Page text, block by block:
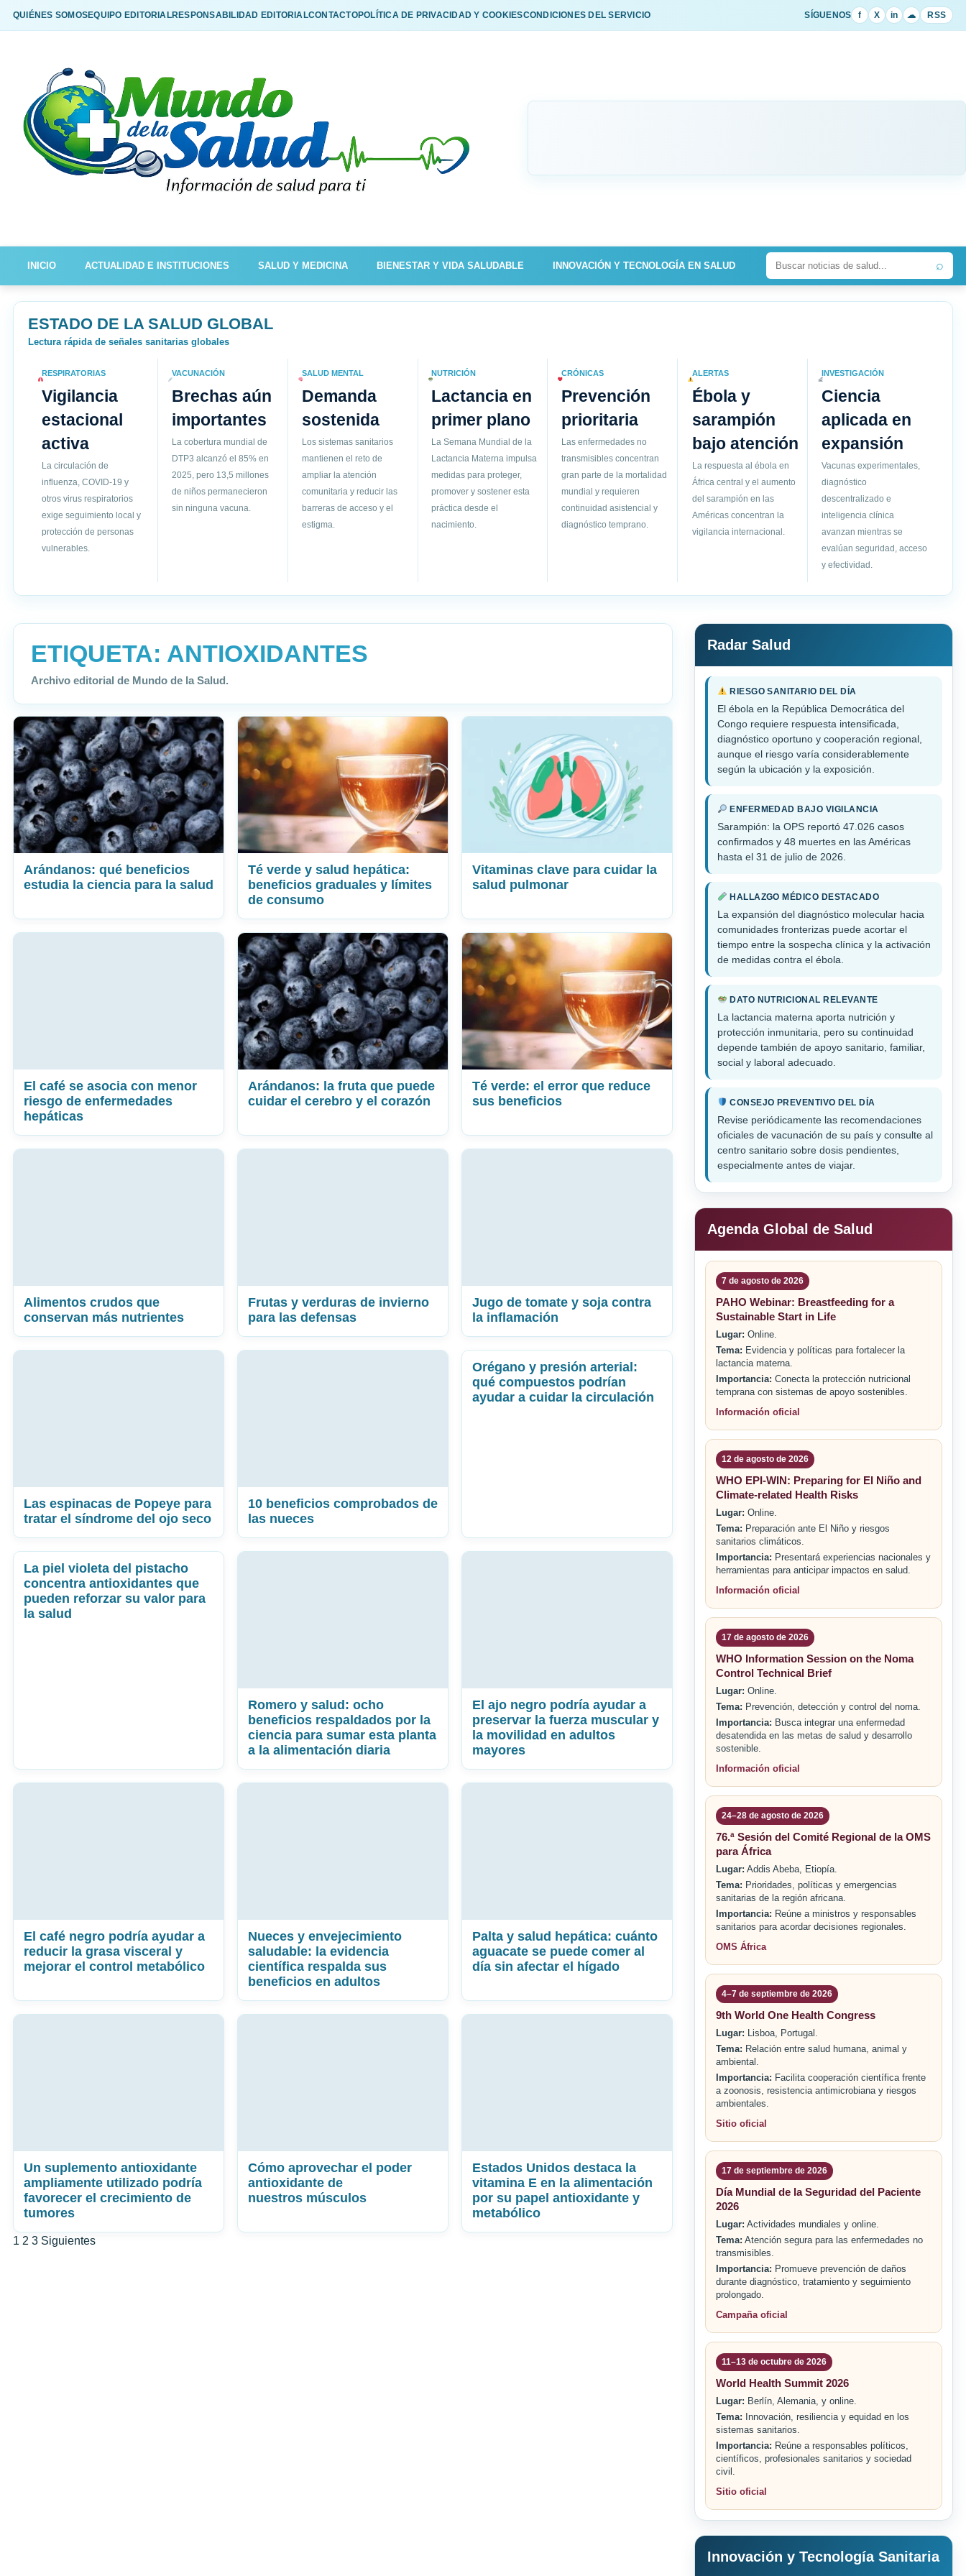
QUIÉNES SOMOSEQUIPO EDITORIALRESPONSABILIDAD EDITORIALCONTACTOPOLÍTICA DE PRIVACIDAD Y COOKIESCONDICIONES DEL SERVICIO SÍGUENOS f X in ☁ RSS
INICIO ACTUALIDAD E INSTITUCIONES SALUD Y MEDICINA BIENESTAR Y VIDA SALUDABLE INNOVACIÓN Y TECNOLOGÍA EN SALUD ⌕
ESTADO DE LA SALUD GLOBAL
Lectura rápida de señales sanitarias globales
RESPIRATORIAS
Vigilancia
estacional
activa
La circulación de
influenza, COVID-19 y
otros virus respiratorios
exige seguimiento local y
protección de personas
vulnerables.
VACUNACIÓN
Brechas aún
importantes
La cobertura mundial de
DTP3 alcanzó el 85% en
2025, pero 13,5 millones
de niños permanecieron
sin ninguna vacuna.
SALUD MENTAL
Demanda
sostenida
Los sistemas sanitarios
mantienen el reto de
ampliar la atención
comunitaria y reducir las
barreras de acceso y el
estigma.
NUTRICIÓN
Lactancia en
primer plano
La Semana Mundial de la
Lactancia Materna impulsa
medidas para proteger,
promover y sostener esta
práctica desde el
nacimiento.
CRÓNICAS
Prevención
prioritaria
Las enfermedades no
transmisibles concentran
gran parte de la mortalidad
mundial y requieren
continuidad asistencial y
diagnóstico temprano.
ALERTAS
Ébola y
sarampión
bajo atención
La respuesta al ébola en
África central y el aumento
del sarampión en las
Américas concentran la
vigilancia internacional.
INVESTIGACIÓN
Ciencia
aplicada en
expansión
Vacunas experimentales,
diagnóstico
descentralizado e
inteligencia clínica
avanzan mientras se
evalúan seguridad, acceso
y efectividad.
ETIQUETA: ANTIOXIDANTES
Archivo editorial de Mundo de la Salud.
Arándanos: qué beneficios
estudia la ciencia para la salud
Té verde y salud hepática:
beneficios graduales y límites
de consumo
Vitaminas clave para cuidar la
salud pulmonar
El café se asocia con menor
riesgo de enfermedades
hepáticas
Arándanos: la fruta que puede
cuidar el cerebro y el corazón
Té verde: el error que reduce
sus beneficios
Alimentos crudos que
conservan más nutrientes
Frutas y verduras de invierno
para las defensas
Jugo de tomate y soja contra
la inflamación
Las espinacas de Popeye para
tratar el síndrome del ojo seco
10 beneficios comprobados de
las nueces
Orégano y presión arterial:
qué compuestos podrían
ayudar a cuidar la circulación
La piel violeta del pistacho
concentra antioxidantes que
pueden reforzar su valor para
la salud
Romero y salud: ocho
beneficios respaldados por la
ciencia para sumar esta planta
a la alimentación diaria
El ajo negro podría ayudar a
preservar la fuerza muscular y
la movilidad en adultos
mayores
El café negro podría ayudar a
reducir la grasa visceral y
mejorar el control metabólico
Nueces y envejecimiento
saludable: la evidencia
científica respalda sus
beneficios en adultos
Palta y salud hepática: cuánto
aguacate se puede comer al
día sin afectar el hígado
Un suplemento antioxidante
ampliamente utilizado podría
favorecer el crecimiento de
tumores
Cómo aprovechar el poder
antioxidante de
nuestros músculos
Estados Unidos destaca la
vitamina E en la alimentación
por su papel antioxidante y
metabólico
Paginación
1 2 3 Siguientes
Radar Salud
RIESGO SANITARIO DEL DÍA
El ébola en la República Democrática del
Congo requiere respuesta intensificada,
diagnóstico oportuno y cooperación regional,
aunque el riesgo varía considerablemente
según la ubicación y la exposición.
ENFERMEDAD BAJO VIGILANCIA
Sarampión: la OPS reportó 47.026 casos
confirmados y 48 muertes en las Américas
hasta el 31 de julio de 2026.
HALLAZGO MÉDICO DESTACADO
La expansión del diagnóstico molecular hacia
comunidades fronterizas puede acortar el
tiempo entre la sospecha clínica y la activación
de medidas contra el ébola.
DATO NUTRICIONAL RELEVANTE
La lactancia materna aporta nutrición y
protección inmunitaria, pero su continuidad
depende también de apoyo sanitario, familiar,
social y laboral adecuado.
CONSEJO PREVENTIVO DEL DÍA
Revise periódicamente las recomendaciones
oficiales de vacunación de su país y consulte al
centro sanitario sobre dosis pendientes,
especialmente antes de viajar.
Agenda Global de Salud
7 de agosto de 2026
PAHO Webinar: Breastfeeding for a
Sustainable Start in Life
Lugar: Online.
Tema: Evidencia y políticas para fortalecer la
lactancia materna.
Importancia: Conecta la protección nutricional
temprana con sistemas de apoyo sostenibles.
Información oficial
12 de agosto de 2026
WHO EPI-WIN: Preparing for El Niño and
Climate-related Health Risks
Lugar: Online.
Tema: Preparación ante El Niño y riesgos
sanitarios climáticos.
Importancia: Presentará experiencias nacionales y
herramientas para anticipar impactos en salud.
Información oficial
17 de agosto de 2026
WHO Information Session on the Noma
Control Technical Brief
Lugar: Online.
Tema: Prevención, detección y control del noma.
Importancia: Busca integrar una enfermedad
desatendida en las metas de salud y desarrollo
sostenible.
Información oficial
24–28 de agosto de 2026
76.ª Sesión del Comité Regional de la OMS
para África
Lugar: Addis Abeba, Etiopía.
Tema: Prioridades, políticas y emergencias
sanitarias de la región africana.
Importancia: Reúne a ministros y responsables
sanitarios para acordar decisiones regionales.
OMS África
4–7 de septiembre de 2026
9th World One Health Congress
Lugar: Lisboa, Portugal.
Tema: Relación entre salud humana, animal y
ambiental.
Importancia: Facilita cooperación científica frente
a zoonosis, resistencia antimicrobiana y riesgos
ambientales.
Sitio oficial
17 de septiembre de 2026
Día Mundial de la Seguridad del Paciente
2026
Lugar: Actividades mundiales y online.
Tema: Atención segura para las enfermedades no
transmisibles.
Importancia: Promueve prevención de daños
durante diagnóstico, tratamiento y seguimiento
prolongado.
Campaña oficial
11–13 de octubre de 2026
World Health Summit 2026
Lugar: Berlín, Alemania, y online.
Tema: Innovación, resiliencia y equidad en los
sistemas sanitarios.
Importancia: Reúne a responsables políticos,
científicos, profesionales sanitarios y sociedad
civil.
Sitio oficial
Innovación y Tecnología Sanitaria